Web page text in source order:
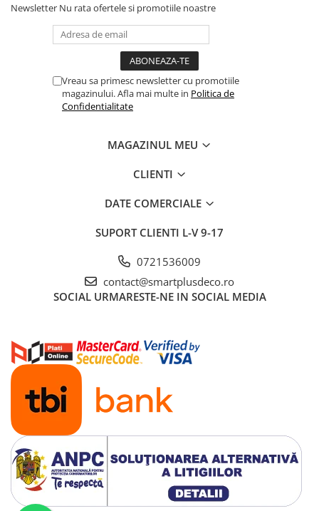
Newsletter Nu rata ofertele si promotiile noastre
Vreau sa primesc newsletter cu promotiile
magazinului. Afla mai multe in Politica de
Confidentialitate
MAGAZINUL MEU
CLIENTI
DATE COMERCIALE
SUPORT CLIENTI L-V 9-17
0721536009
contact@smartplusdeco.ro
SOCIAL URMARESTE-NE IN SOCIAL MEDIA